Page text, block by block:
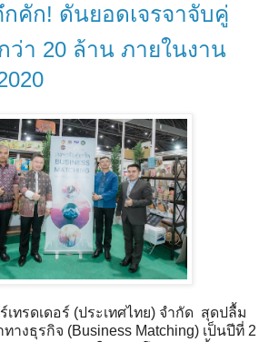
กคัก! ดันยอดเจรจาจับคู่
ว่า 20 ล้าน ภายในงาน
ทรดเดอร์ (ประเทศไทย) จำกัด สุดปลื้ม
างธุรกิจ (Business Matching) เป็นปีที่ 2